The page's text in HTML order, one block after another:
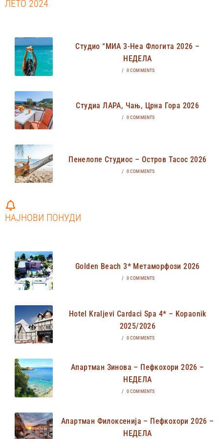
ЛЕТО 2024
Студио “МИА 3-Неа Флогита 2026 –
НЕДЕЛА
/ 0 COMMENTS
Студиа ЛАРА, Чањ, Црна Гора 2026
/ 0 COMMENTS
Пенелопе Студиос – Остров Тасос 2026
/ 0 COMMENTS
НАЈНОВИ ПОНУДИ
Golden Beach 3* Метаморфози 2026
/ 0 COMMENTS
Hotel Kraljevi Cardaci Spa 4* – Kopaonik
2025/2026
/ 0 COMMENTS
Апартман Зинова – Пефкохори 2026 –
НЕДЕЛА
/ 0 COMMENTS
Апартман Филоксенија – Пефкохори 2026 –
НЕДЕЛА